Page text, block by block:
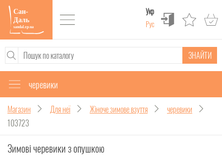
Укр
Рус
ЗНАЙТИ
черевики
Магазин Для неї Жіноче зимове взуття
черевики
103723
Зимові черевики з опушкою